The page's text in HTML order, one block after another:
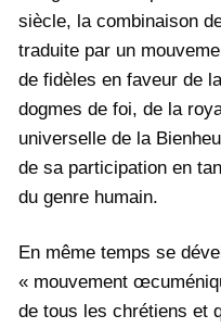
siècle, la combinaison
traduite par un
de fidèles en faveur de
dogmes de foi, de la
universelle de la
de sa participation en
du genre humain.
En même temps se
« mouvement
de tous les chrétiens et